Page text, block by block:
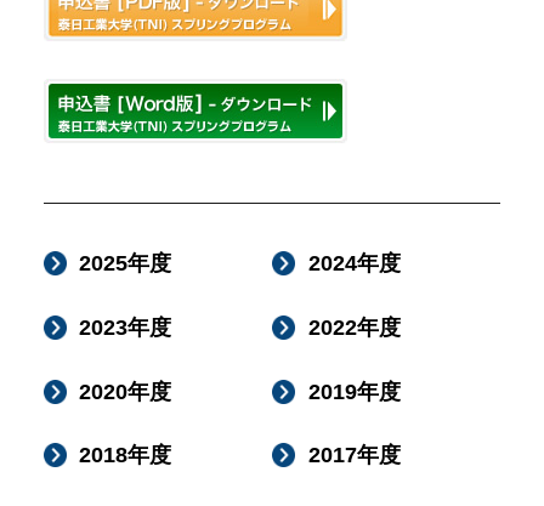
2025年度 2024年度
2023年度 2022年度
2020年度 2019年度
2018年度 2017年度